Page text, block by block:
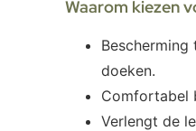
Waarom kiezen
doeken.
Comfortabel
Verlengt de